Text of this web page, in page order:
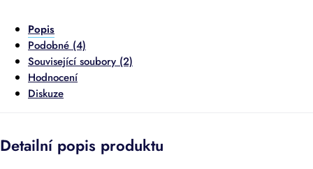
Popis
Podobné (4)
Související soubory (2)
Hodnocení
Diskuze
Detailní popis produktu